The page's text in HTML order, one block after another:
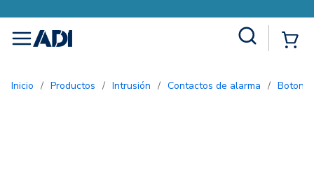
menu
Inicio / Productos / Intrusión / Contactos de alarma /